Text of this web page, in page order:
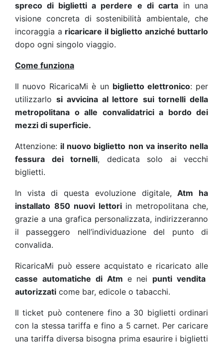
spreco di biglietti a perdere e di carta in una
visione concreta di sostenibilità ambientale, che
incoraggia a ricaricare il biglietto anziché buttarlo
dopo ogni singolo viaggio.
Come funziona
Il nuovo RicaricaMi è un biglietto elettronico: per
utilizzarlo si avvicina al lettore sui tornelli della
metropolitana o alle convalidatrici a bordo dei
mezzi di superficie.
Attenzione: il nuovo biglietto non va inserito nella
fessura dei tornelli, dedicata solo ai vecchi
biglietti.
In vista di questa evoluzione digitale,Atm ha
installato 850 nuovi lettoriin metropolitana che,
grazie a una grafica personalizzata, indirizzeranno
il passeggero nell’individuazione del punto di
convalida.
RicaricaMi può essere acquistato e ricaricato alle
casse automatiche di Atm e nei punti vendita
autorizzati come bar, edicole o tabacchi.
Il ticket può contenere fino a 30 biglietti ordinari
con la stessa tariffa e fino a 5 carnet. Per caricare
una tariffa diversa bisogna prima esaurire i biglietti